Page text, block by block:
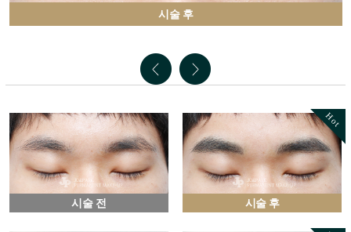
시술 후
Hot
시술 전 시술 후